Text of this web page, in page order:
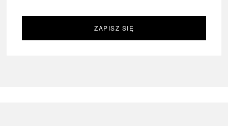
ZAPISZ SIĘ